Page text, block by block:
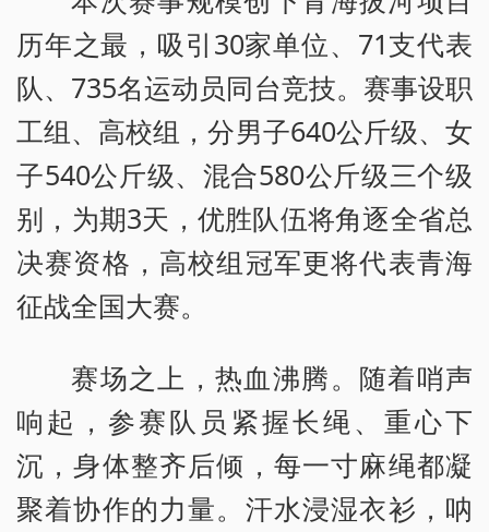
历年之最，吸引30家单位、71支代表
队、735名运动员同台竞技。赛事设职
工组、高校组，分男子640公斤级、女
子540公斤级、混合580公斤级三个级
别，为期3天，优胜队伍将角逐全省总
决赛资格，高校组冠军更将代表青海
征战全国大赛。
赛场之上，热血沸腾。随着哨声
响起，参赛队员紧握长绳、重心下
沉，身体整齐后倾，每一寸麻绳都凝
聚着协作的力量。汗水浸湿衣衫，呐